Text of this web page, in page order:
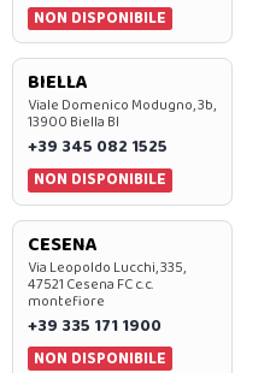
NON DISPONIBILE
BIELLA
Viale Domenico Modugno, 3b,
13900 Biella BI
+39 345 082 1525
NON DISPONIBILE
CESENA
Via Leopoldo Lucchi, 335,
47521 Cesena FC c.c.
montefiore
+39 335 171 1900
NON DISPONIBILE